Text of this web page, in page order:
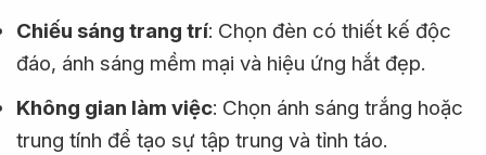
Chiếu sáng trang trí: Chọn đèn có thiết kế độc
đáo, ánh sáng mềm mại và hiệu ứng hắt đẹp.
Không gian làm việc: Chọn ánh sáng trắng hoặc
trung tính để tạo sự tập trung và tỉnh táo.